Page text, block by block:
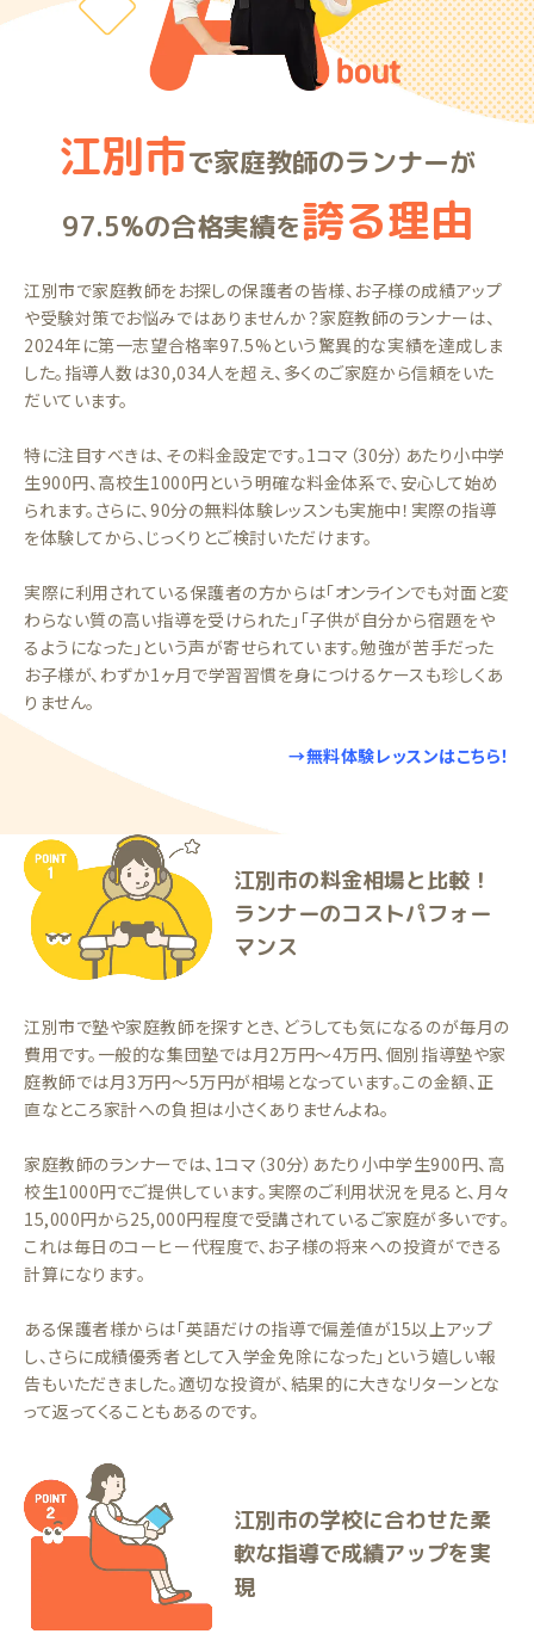
江別市で家庭教師のランナーが
97.5%の合格実績を誇る理由
江別市で家庭教師をお探しの保護者の皆様、お子様の成績アップ
や受験対策でお悩みではありませんか？家庭教師のランナーは、
2024年に第一志望合格率97.5%という驚異的な実績を達成しま
した。指導人数は30,034人を超え、多くのご家庭から信頼をいた
だいています。
特に注目すべきは、その料金設定です。1コマ（30分）あたり小中学
生900円、高校生1000円という明確な料金体系で、安心して始め
られます。さらに、90分の無料体験レッスンも実施中！実際の指導
を体験してから、じっくりとご検討いただけます。
実際に利用されている保護者の方からは「オンラインでも対面と変
わらない質の高い指導を受けられた」「子供が自分から宿題をや
るようになった」という声が寄せられています。勉強が苦手だった
お子様が、わずか1ヶ月で学習習慣を身につけるケースも珍しくあ
りません。
→無料体験レッスンはこちら！
江別市の料金相場と比較！
ランナーのコストパフォー
マンス
江別市で塾や家庭教師を探すとき、どうしても気になるのが毎月の
費用です。一般的な集団塾では月2万円〜4万円、個別指導塾や家
庭教師では月3万円〜5万円が相場となっています。この金額、正
直なところ家計への負担は小さくありませんよね。
家庭教師のランナーでは、1コマ（30分）あたり小中学生900円、高
校生1000円でご提供しています。実際のご利用状況を見ると、月々
15,000円から25,000円程度で受講されているご家庭が多いです。
これは毎日のコーヒー代程度で、お子様の将来への投資ができる
計算になります。
ある保護者様からは「英語だけの指導で偏差値が15以上アップ
し、さらに成績優秀者として入学金免除になった」という嬉しい報
告もいただきました。適切な投資が、結果的に大きなリターンとな
って返ってくることもあるのです。
江別市の学校に合わせた柔
軟な指導で成績アップを実
現